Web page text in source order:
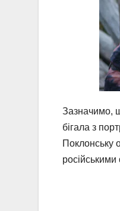
Зазначимо,
бігала з
Поклонську